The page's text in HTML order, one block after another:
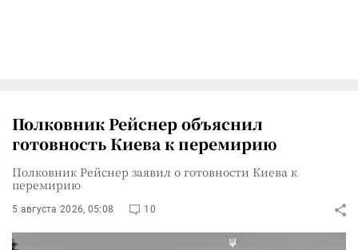
Полковник Рейснер объяснил
готовность Киева к перемирию
Полковник Рейснер заявил о готовности Киева к
перемирию
5 августа 2026, 05:08 10